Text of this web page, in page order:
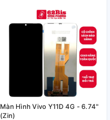
Màn Hình Vivo Y11D 4G - 6.74"
(Zin)